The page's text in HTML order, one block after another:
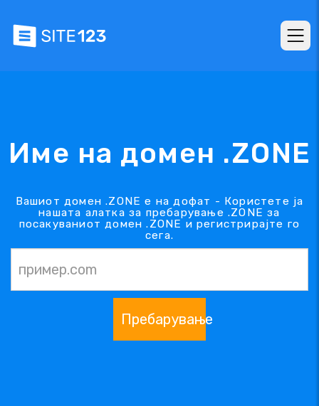
Име на домен .ZONE
Вашиот домен .ZONE е на дофат - Користете ја
нашата алатка за пребарување .ZONE за
посакуваниот домен .ZONE и регистрирајте го
сега.
Пребарување